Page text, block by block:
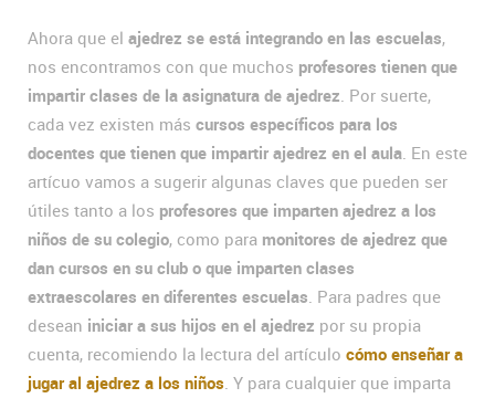
Ahora que el ajedrez se está integrando en las escuelas,
nos encontramos con que muchos profesores tienen que
impartir clases de la asignatura de ajedrez . Por suerte,
cada vez existen más cursos específicos para los
docentes que tienen que impartir ajedrez en el aula . En este
artícuo vamos a sugerir algunas claves que pueden ser
útiles tanto a los profesores que imparten ajedrez a los
niños de su colegio, como para monitores de ajedrez que
dan cursos en su club o que imparten clases
extraescolares en diferentes escuelas . Para padres que
desean iniciar a sus hijos en el ajedrez por su propia
cuenta, recomiendo la lectura del artículo cómo enseñar a
jugar al ajedrez a los niños . Y para cualquier que imparta